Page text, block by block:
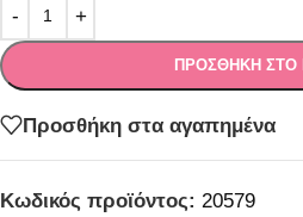
ΠΡΟΣΘΉΚΗ ΣΤΟ
Προσθήκη στα αγαπημένα
Κωδικός προϊόντος: 20579